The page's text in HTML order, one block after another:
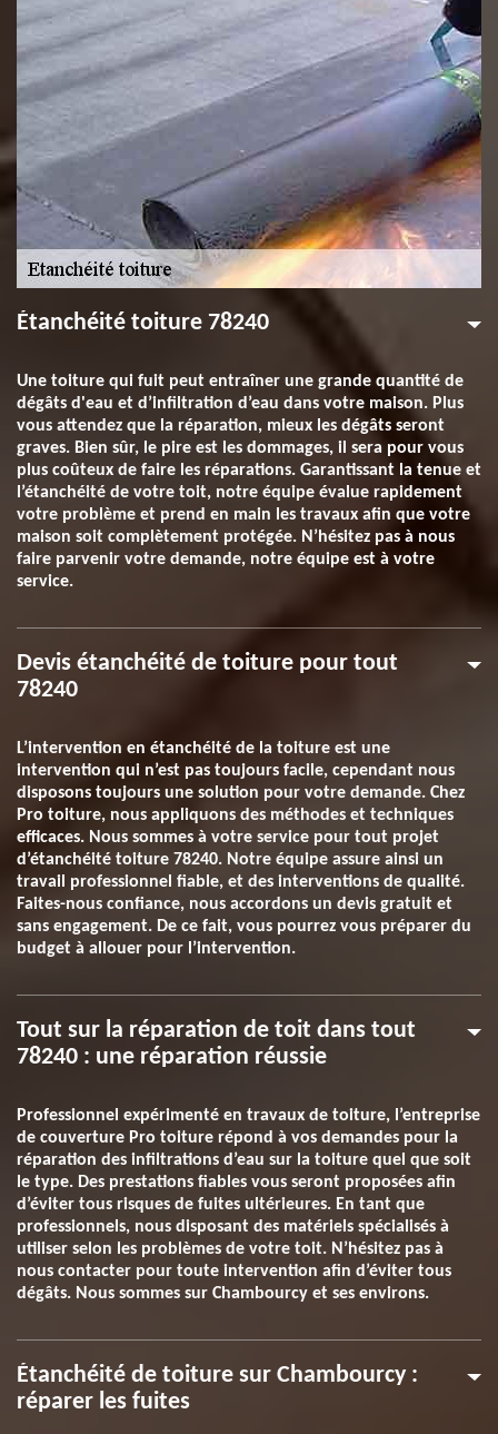
Étanchéité toiture 78240
Une toiture qui fuit peut entraîner une grande quantité de
dégâts d'eau et d’infiltration d’eau dans votre maison. Plus
vous attendez que la réparation, mieux les dégâts seront
graves. Bien sûr, le pire est les dommages, il sera pour vous
plus coûteux de faire les réparations. Garantissant la tenue et
l’étanchéité de votre toit, notre équipe évalue rapidement
votre problème et prend en main les travaux afin que votre
maison soit complètement protégée. N’hésitez pas à nous
faire parvenir votre demande, notre équipe est à votre
service.
Devis étanchéité de toiture pour tout
78240
L’intervention en étanchéité de la toiture est une
intervention qui n’est pas toujours facile, cependant nous
disposons toujours une solution pour votre demande. Chez
Pro toiture, nous appliquons des méthodes et techniques
efficaces. Nous sommes à votre service pour tout projet
d’étanchéité toiture 78240. Notre équipe assure ainsi un
travail professionnel fiable, et des interventions de qualité.
Faites-nous confiance, nous accordons un devis gratuit et
sans engagement. De ce fait, vous pourrez vous préparer du
budget à allouer pour l’intervention.
Tout sur la réparation de toit dans tout
78240 : une réparation réussie
Professionnel expérimenté en travaux de toiture, l’entreprise
de couverture Pro toiture répond à vos demandes pour la
réparation des infiltrations d’eau sur la toiture quel que soit
le type. Des prestations fiables vous seront proposées afin
d’éviter tous risques de fuites ultérieures. En tant que
professionnels, nous disposant des matériels spécialisés à
utiliser selon les problèmes de votre toit. N’hésitez pas à
nous contacter pour toute intervention afin d’éviter tous
dégâts. Nous sommes sur Chambourcy et ses environs.
Étanchéité de toiture sur Chambourcy :
réparer les fuites